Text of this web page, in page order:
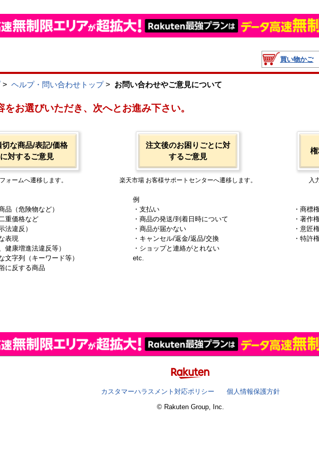
買い物かご
> ヘルプ・問い合わせトップ> お問い合わせやご意見について
をお選びいただき、次へとお進み下さい。
切な商品/表記/価格
に対するご意見
ォームへ遷移します。
品（危険物など）
重価格など
法違反）
表現
健康増進法違反等）
文字列（キーワード等）
に反する商品
注文後のお困りごとに対
するご意見
楽天市場 お客様サポートセンターへ遷移します。
例
・支払い
・商品の発送/到着日時について
・商品が届かない
・キャンセル/返金/返品/交換
・ショップと連絡がとれない
etc.
入
・商標
・著作
・意匠
・特許
カスタマーハラスメント対応ポリシー
個人情報保護方針
© Rakuten Group, Inc.